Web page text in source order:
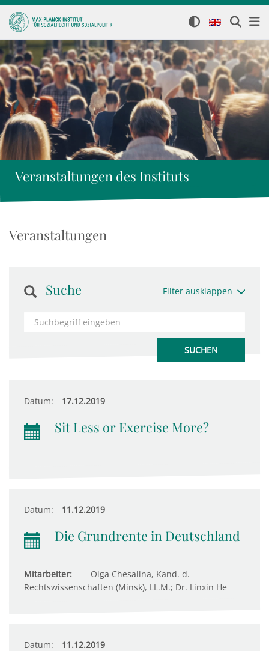
Veranstaltungen des Instituts
Veranstaltungen
Suche Filter ausklappen
Datum: 17.12.2019
Sit Less or Exercise More?
Datum: 11.12.2019
Die Grundrente in Deutschland
Mitarbeiter:
Olga Chesalina, Kand. d.
Rechtswissenschaften (Minsk), LL.M.; Dr. Linxin He
Datum: 11.12.2019